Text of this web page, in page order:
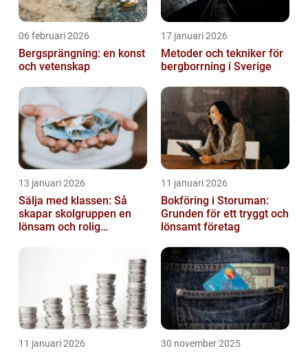
06 februari 2026
Bergsprängning: en konst
och vetenskap
17 januari 2026
Metoder och tekniker för
bergborrning i Sverige
13 januari 2026
Sälja med klassen: Så
skapar skolgruppen en
lönsam och rolig
11 januari 2026
Bokföring i Storuman:
Grunden för ett tryggt och
lönsamt företag
11 januari 2026 30 november 2025